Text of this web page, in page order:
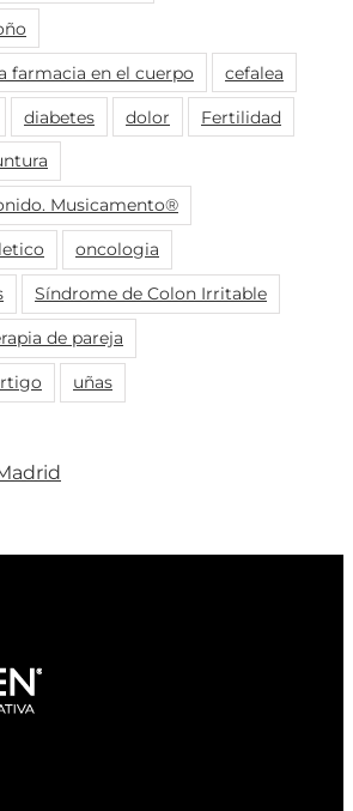
farmacia en el cuerpo cefalea
diabetes dolor Fertilidad
Musicamento®
oncologia
Síndrome de Colon Irritable
de pareja
uñas